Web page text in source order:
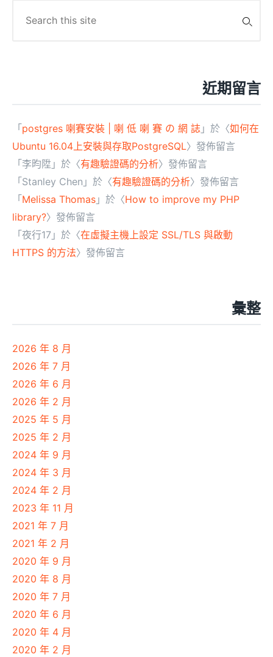
for:
近期留言
「 postgres 喇賽安裝 | 喇 低 喇 賽 の 網 誌 」於〈如何在
Ubuntu 16.04上安裝與存取PostgreSQL〉發佈留言
「 李昀陞 」於〈有趣驗證碼的分析〉發佈留言
「 Stanley Chen 」於〈有趣驗證碼的分析〉發佈留言
「 Melissa Thomas 」於〈How to improve my PHP
library?〉發佈留言
「 夜行17 」於〈在虛擬主機上設定 SSL/TLS 與啟動
HTTPS 的方法〉發佈留言
彙整
2026 年 8 月
2026 年 7 月
2026 年 6 月
2026 年 2 月
2025 年 5 月
2025 年 2 月
2024 年 9 月
2024 年 3 月
2024 年 2 月
2023 年 11 月
2021 年 7 月
2021 年 2 月
2020 年 9 月
2020 年 8 月
2020 年 7 月
2020 年 6 月
2020 年 4 月
2020 年 2 月